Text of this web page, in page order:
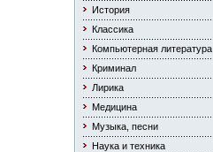
История
Классика
Компьютерная литература
Криминал
Лирика
Медицина
Музыка, песни
Наука и техника